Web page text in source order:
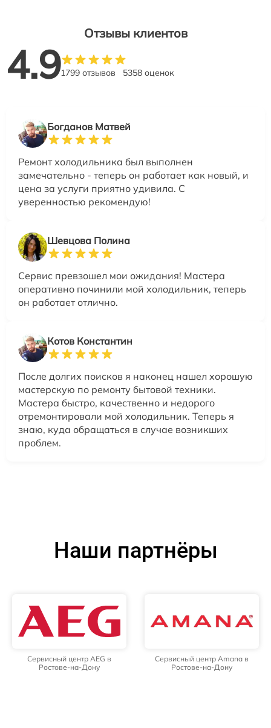
Отзывы клиентов
4.91799 отзывов 5358 оценок
Богданов Матвей
Ремонт холодильника был выполнен
замечательно - теперь он работает как новый, и
цена за услуги приятно удивила. С
уверенностью рекомендую!
Шевцова Полина
Сервис превзошел мои ожидания! Мастера
оперативно починили мой холодильник, теперь
он работает отлично.
Котов Константин
После долгих поисков я наконец нашел хорошую
мастерскую по ремонту бытовой техники.
Мастера быстро, качественно и недорого
отремонтировали мой холодильник. Теперь я
знаю, куда обращаться в случае возникших
проблем.
Наши партнёры
Сервисный центр AEG в
Ростове-на-Дону
Сервисный центр Amana в
Ростове-на-Дону